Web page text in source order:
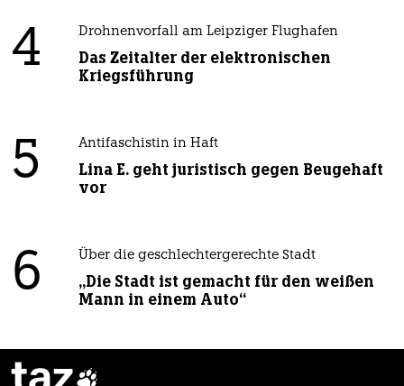
4 Drohnenvorfall am Leipziger Flughafen
Das Zeitalter der elektronischen
Kriegsführung
5 Antifaschistin in Haft
Lina E. geht juristisch gegen Beugehaft
vor
6 Über die geschlechtergerechte Stadt
„Die Stadt ist gemacht für den weißen
Mann in einem Auto“